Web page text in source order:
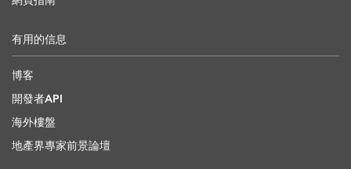
有用的信息
博客
開發者API
海外樓盤
地產界專家前景論壇